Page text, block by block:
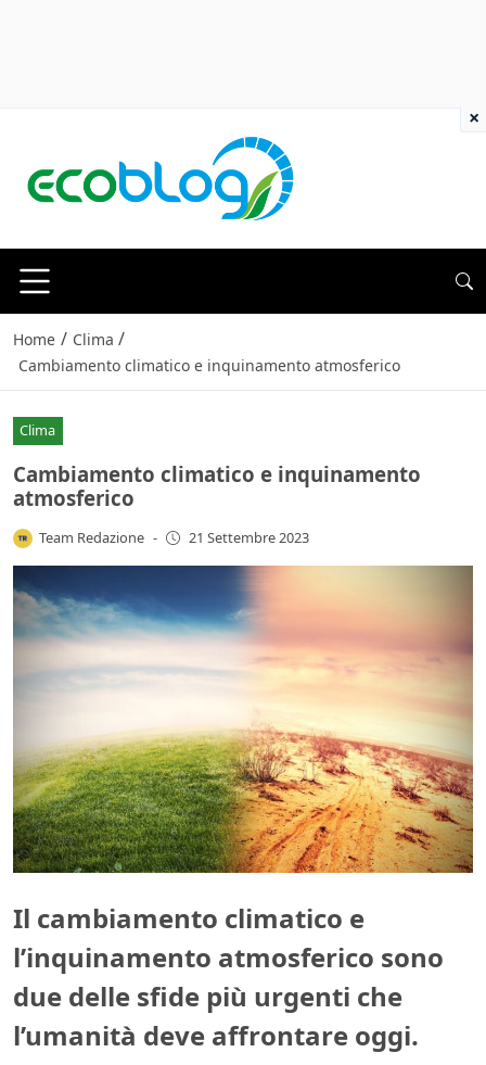
Home / Clima /
Cambiamento climatico e inquinamento atmosferico
Clima
Cambiamento climatico e inquinamento
atmosferico
Team Redazione - 21 Settembre 2023
Il cambiamento climatico e
l’inquinamento atmosferico sono
due delle sfide più urgenti che
l’umanità deve affrontare oggi.
×